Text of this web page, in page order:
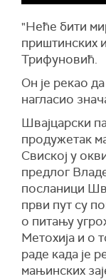
"Неће бити
приштинских
Трифуновић.
Он је рекао
нагласио
Швајцарски
продужетак
Свиској у
предлог
посланици
први пут су
о питању
Метохија и о
раде када је
мањинских